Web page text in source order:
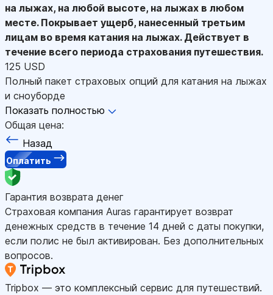
на лыжах, на любой высоте, на лыжах в любом
месте. Покрывает ущерб, нанесенный третьим
лицам во время катания на лыжах. Действует в
течение всего периода страхования путешествия.
125 USD
Полный пакет страховых опций для катания на лыжах
и сноуборде
Показать полностью
Общая цена:
Назад
Оплатить
Гарантия возврата денег
Страховая компания Auras гарантирует возврат
денежных средств в течение 14 дней с даты покупки,
если полис не был активирован. Без дополнительных
вопросов.
Tripbox — это комплексный сервис для путешествий.